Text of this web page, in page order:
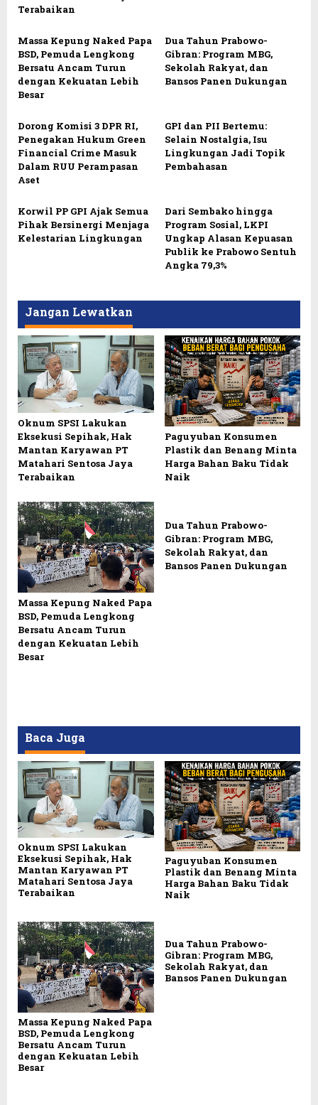
Terabaikan
Massa Kepung Naked Papa
BSD, Pemuda Lengkong
Bersatu Ancam Turun
dengan Kekuatan Lebih
Besar
Dua Tahun Prabowo-
Gibran: Program MBG,
Sekolah Rakyat, dan
Bansos Panen Dukungan
Dorong Komisi 3 DPR RI,
Penegakan Hukum Green
Financial Crime Masuk
Dalam RUU Perampasan
Aset
GPI dan PII Bertemu:
Selain Nostalgia, Isu
Lingkungan Jadi Topik
Pembahasan
Korwil PP GPI Ajak Semua
Pihak Bersinergi Menjaga
Kelestarian Lingkungan
Dari Sembako hingga
Program Sosial, LKPI
Ungkap Alasan Kepuasan
Publik ke Prabowo Sentuh
Angka 79,3%
Jangan Lewatkan
Oknum SPSI Lakukan
Eksekusi Sepihak, Hak
Mantan Karyawan PT
Matahari Sentosa Jaya
Terabaikan
Paguyuban Konsumen
Plastik dan Benang Minta
Harga Bahan Baku Tidak
Naik
Massa Kepung Naked Papa
BSD, Pemuda Lengkong
Bersatu Ancam Turun
dengan Kekuatan Lebih
Besar
Dua Tahun Prabowo-
Gibran: Program MBG,
Sekolah Rakyat, dan
Bansos Panen Dukungan
Baca Juga
Oknum SPSI Lakukan
Eksekusi Sepihak, Hak
Mantan Karyawan PT
Matahari Sentosa Jaya
Terabaikan
Paguyuban Konsumen
Plastik dan Benang Minta
Harga Bahan Baku Tidak
Naik
Massa Kepung Naked Papa
BSD, Pemuda Lengkong
Bersatu Ancam Turun
dengan Kekuatan Lebih
Besar
Dua Tahun Prabowo-
Gibran: Program MBG,
Sekolah Rakyat, dan
Bansos Panen Dukungan